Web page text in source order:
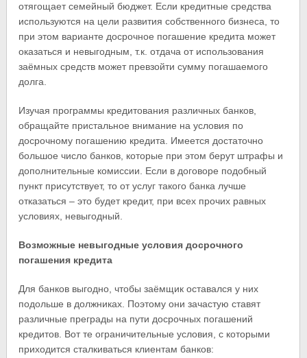
отягощает семейный бюджет. Если кредитные средства
используются на цели развития собственного бизнеса, то
при этом варианте досрочное погашение кредита может
оказаться и невыгодным, т.к. отдача от использования
заёмных средств может превзойти сумму погашаемого
долга.
Изучая программы кредитования различных банков,
обращайте пристальное внимание на условия по
досрочному погашению кредита. Имеется достаточно
большое число банков, которые при этом берут штрафы и
дополнительные комиссии. Если в договоре подобный
пункт присутствует, то от услуг такого банка лучше
отказаться – это будет кредит, при всех прочих равных
условиях, невыгодный.
Возможные невыгодные условия досрочного
погашения кредита
Для банков выгодно, чтобы заёмщик оставался у них
подольше в должниках. Поэтому они зачастую ставят
различные преграды на пути досрочных погашений
кредитов. Вот те ограничительные условия, с которыми
приходится сталкиваться клиентам банков: